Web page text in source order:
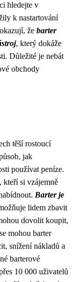
hledejte v
k nastartování
že barter
, který dokáže
Důležité je nebát
obchody
těší rostoucí
jak
používat peníze.
si vzájemně
Barter je
lidem zbavit
dovolit koupit,
mohou barter
snížení nákladů a
barterové
10 000 uživatelů